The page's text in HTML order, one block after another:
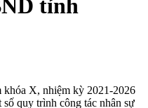
tỉnh
X, nhiệm kỳ 2021-2026
quy trình công tác nhân sự